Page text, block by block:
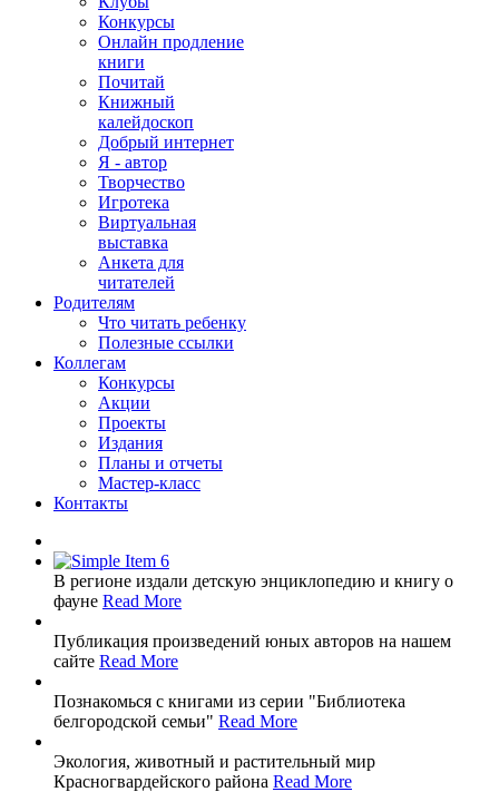
Конкурсы
Онлайн продление
книги
Почитай
Книжный
калейдоскоп
Добрый интернет
Я - автор
Творчество
Игротека
Виртуальная
выставка
Анкета для
читателей
Родителям
Что читать ребенку
Полезные ссылки
Коллегам
Конкурсы
Акции
Проекты
Издания
Планы и отчеты
Мастер-класс
Контакты
В регионе издали детскую энциклопедию и книгу о
фауне Read More
Публикация произведений юных авторов на нашем
сайте Read More
Познакомься с книгами из серии "Библиотека
белгородской семьи" Read More
Экология, животный и растительный мир
Красногвардейского района Read More